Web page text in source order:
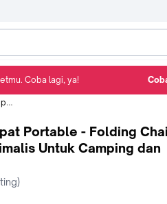
Portable - Folding
Untuk Camping dan
Coba lagi, ya!